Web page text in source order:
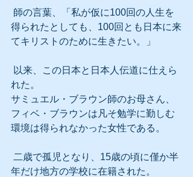
得られたとしても、100回とも日本に来
てキリストのために生きたい。」
れた。
サミュエル・ブラウン師のお母さん、
フィベ・ブラウンは凡そ勉学に勤しむ
環境は得られなかった女性である。
年だけ地方の学校に在籍された。